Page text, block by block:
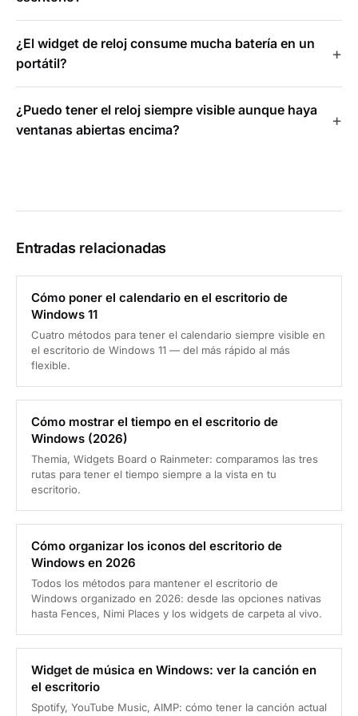
¿El widget de reloj consume mucha batería en un
portátil?
¿Puedo tener el reloj siempre visible aunque haya
ventanas abiertas encima?
Entradas relacionadas
Cómo poner el calendario en el escritorio de
Windows 11
Cuatro métodos para tener el calendario siempre visible en
el escritorio de Windows 11 — del más rápido al más
flexible.
Cómo mostrar el tiempo en el escritorio de
Windows (2026)
Themia, Widgets Board o Rainmeter: comparamos las tres
rutas para tener el tiempo siempre a la vista en tu
escritorio.
Cómo organizar los iconos del escritorio de
Windows en 2026
Todos los métodos para mantener el escritorio de
Windows organizado en 2026: desde las opciones nativas
hasta Fences, Nimi Places y los widgets de carpeta al vivo.
Widget de música en Windows: ver la canción en
el escritorio
Spotify, YouTube Music, AIMP: cómo tener la canción actual